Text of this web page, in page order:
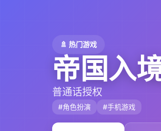
🚿 热门游戏
帝国入
普通话授权
#角色扮演 #手机游戏